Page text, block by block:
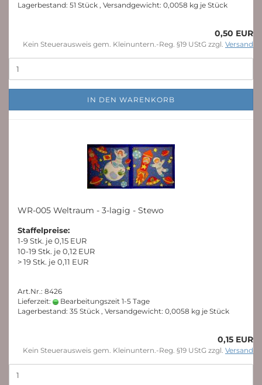
Lagerbestand: 51 Stück , Versandgewicht: 0,0058 kg je Stück
0,50 EUR
Kein Steuerausweis gem. Kleinuntern.-Reg. §19 UStG zzgl. Versand
IN DEN WARENKORB
WR-005 Weltraum - 3-lagig - Stewo
Staffelpreise:
1-9 Stk. je 0,15 EUR
10-19 Stk. je 0,12 EUR
> 19 Stk. je 0,11 EUR
Art.Nr.: 8426
Lieferzeit:
Bearbeitungszeit 1-5 Tage
Lagerbestand: 35 Stück , Versandgewicht: 0,0058 kg je Stück
0,15 EUR
Kein Steuerausweis gem. Kleinuntern.-Reg. §19 UStG zzgl. Versand